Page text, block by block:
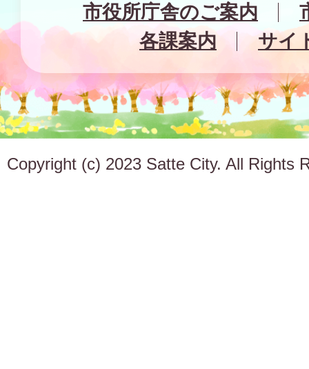
市役所庁舎のご案内
各課案内
サイ
Copyright (c) 2023 Satte City. All Rights